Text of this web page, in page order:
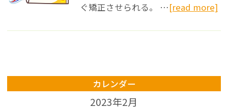
ぐ矯正させられる。 …[read more]
カレンダー
2023年2月